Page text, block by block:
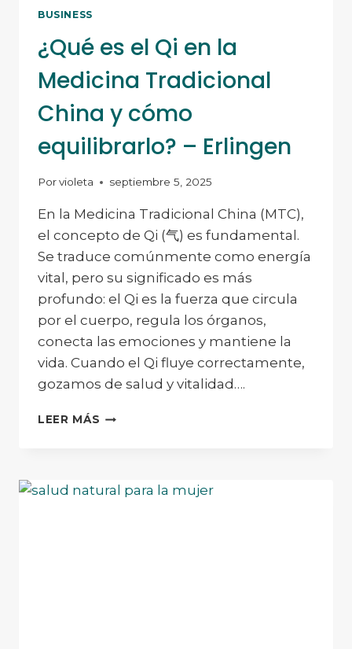
BUSINESS
¿Qué es el Qi en la
Medicina Tradicional
China y cómo
equilibrarlo? – Erlingen
Porvioleta septiembre 5, 2025
En la Medicina Tradicional China (MTC),
el concepto de Qi (气) es fundamental.
Se traduce comúnmente como energía
vital, pero su significado es más
profundo: el Qi es la fuerza que circula
por el cuerpo, regula los órganos,
conecta las emociones y mantiene la
vida. Cuando el Qi fluye correctamente,
gozamos de salud y vitalidad….
LEER MÁS ¿QUÉ
LA